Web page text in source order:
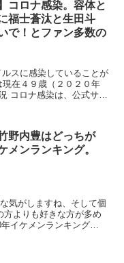
コロナ感染。容体と
福士蒼汰と生田斗
で！とファン多数の
スに感染していることが
在４９歳（２０２０年
コロナ感染は、公式サイ
野内豊はどっちが
メンランキング。
気がしますね、そして個
方よりも好きな方が多め